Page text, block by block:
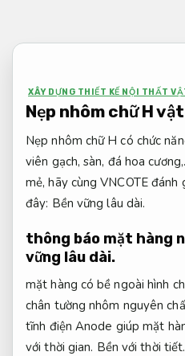
nội
XÂY DỰNG THIẾT KẾ NỘI THẤT
Nẹp nhôm chữ H
Nẹp nhôm chữ H có chức
viên gạch, sàn, đá hoa
mẻ, hãy cùng VNCOTE
đây: Bền vững lâu dài.
thông báo mặt hàng
vững lâu dài.
mặt hàng có bề ngoài hình
chân tường nhôm nguyên
tĩnh điện Anode giúp mặt
với thời gian. Bền với thời tiết.